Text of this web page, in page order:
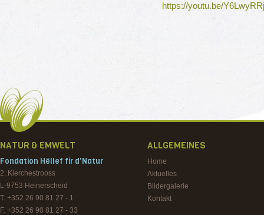
https://youtu.be/
NATUR & EMWELT
Fondation Hëllef fir d'Natur
2, Kierchestrooss
L-9753 Heinerscheid
T. +352 26 90 81 27 - 1
F. +352 26 90 81 27 - 33
ALLGEMEINES
Home
Aktuelles
Bildergalerie
Kontakt